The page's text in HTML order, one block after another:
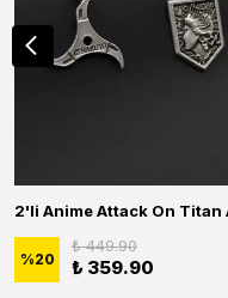
%20
₺ 449.90
₺ 359.90